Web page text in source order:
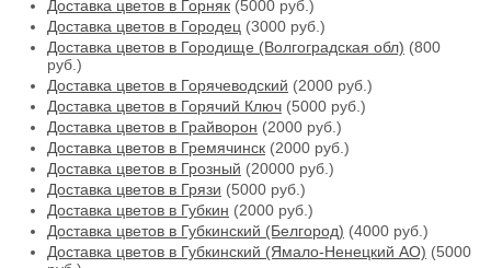
Доставка цветов в Горняк (5000 руб.)
Доставка цветов в Городец (3000 руб.)
Доставка цветов в Городище (Волгоградская обл) (800
руб.)
Доставка цветов в Горячеводский (2000 руб.)
Доставка цветов в Горячий Ключ (5000 руб.)
Доставка цветов в Грайворон (2000 руб.)
Доставка цветов в Гремячинск (2000 руб.)
Доставка цветов в Грозный (20000 руб.)
Доставка цветов в Грязи (5000 руб.)
Доставка цветов в Губкин (2000 руб.)
Доставка цветов в Губкинский (Белгород) (4000 руб.)
Доставка цветов в Губкинский (Ямало-Ненецкий АО) (5000